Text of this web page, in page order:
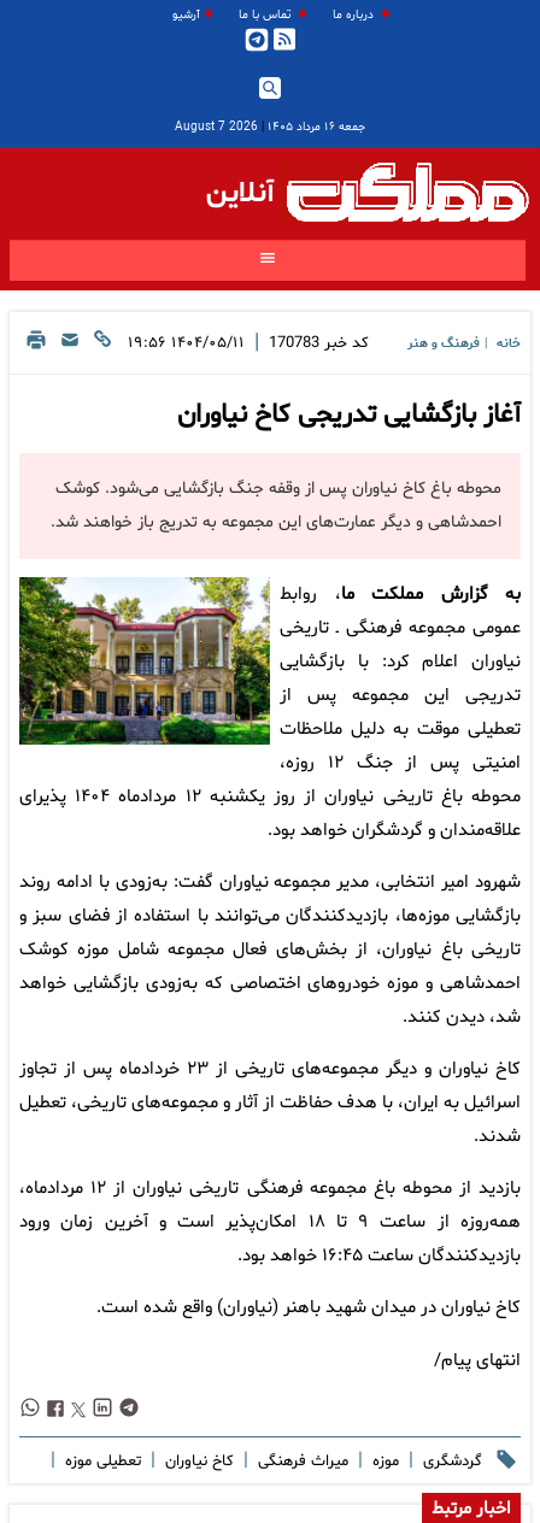
درباره ما تماس با ما آرشیو
جمعه ۱۶ مرداد ۱۴۰۵ |
2026 August 7
آنلاین
خانه فرهنگ و هنر کد خبر 170783
| ۱۴۰۴/۰۵/۱۱ ۱۹:۵۶
آغاز بازگشایی تدریجی کاخ نیاوران
محوطه باغ کاخ نیاوران پس از وقفه جنگ بازگشایی می‌شود. کوشک
احمدشاهی و دیگر عمارت‌های این مجموعه به تدریج باز خواهند شد.
به گزارش مملکت ما، روابط
عمومی مجموعه فرهنگی‌ ـ تاریخی
نیاوران اعلام کرد: با بازگشایی
تدریجی این مجموعه پس از
تعطیلی موقت به‌ دلیل ملاحظات
امنیتی پس از جنگ ۱۲ روزه،
محوطه باغ تاریخی نیاوران از روز یکشنبه ۱۲ مردادماه ۱۴۰۴ پذیرای
علاقه‌مندان و گردشگران خواهد بود.
شهرود امیر انتخابی، مدیر مجموعه نیاوران گفت: به‌زودی با ادامه روند
بازگشایی موزه‌ها، بازدیدکنندگان می‌توانند با استفاده از فضای سبز و
تاریخی باغ نیاوران، از بخش‌های فعال مجموعه شامل موزه کوشک
احمدشاهی و موزه خودروهای اختصاصی که به‌زودی بازگشایی خواهد
شد، دیدن کنند.
کاخ نیاوران و دیگر مجموعه‌های تاریخی از ۲۳ خردادماه پس از تجاوز
اسرائیل به ایران، با هدف حفاظت از آثار و مجموعه‌های تاریخی، تعطیل
شدند.
بازدید از محوطه باغ مجموعه فرهنگی تاریخی نیاوران از ۱۲ مردادماه،
همه‌روزه از ساعت ۹ تا ۱۸ امکان‌پذیر است و آخرین زمان ورود
بازدیدکنندگان ساعت ۱۶:۴۵ خواهد بود.
کاخ نیاوران در میدان شهید باهنر (نیاوران) واقع شده است.
انتهای پیام/
گردشگری | موزه | میراث فرهنگی | کاخ نیاوران | تعطیلی موزه |
اخبار مرتبط